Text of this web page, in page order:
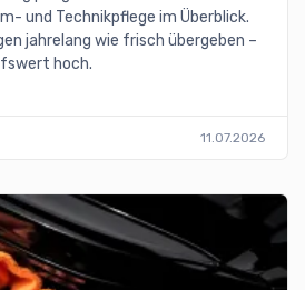
und Technikpflege im Überblick.
jahrelang wie frisch übergeben –
hoch.
11.07.2026